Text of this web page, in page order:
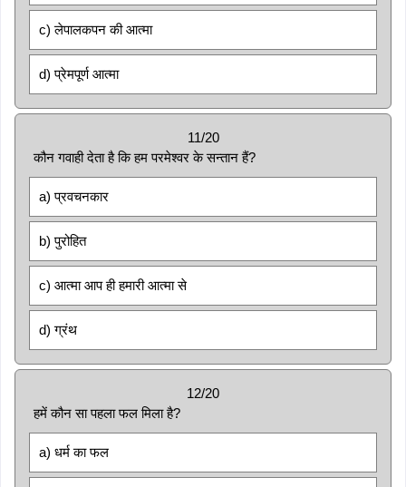
c) लेपालकपन की आत्मा
d) प्रेमपूर्ण आत्मा
11/20
कौन गवाही देता है कि हम परमेश्वर के सन्तान हैं?
a) प्रवचनकार
b) पुरोहित
c) आत्मा आप ही हमारी आत्मा से
d) ग्रंथ
12/20
हमें कौन सा पहला फल मिला है?
a) धर्म का फल